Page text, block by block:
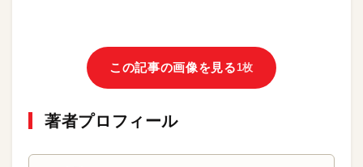
この記事の画像を見る1枚
著者プロフィール